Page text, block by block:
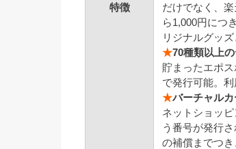
特徴
だけでなく、
ら1,000円につ
リジナルグッズ
★70種類以上
貯まったエポ
で発行可能。
★バーチャル
ネットショッ
う番号が発行
の補償までつき